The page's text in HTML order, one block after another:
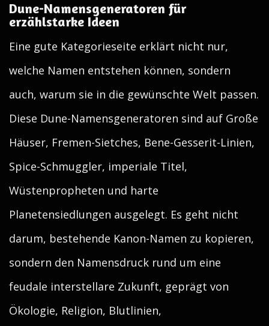
Dune-Namensgeneratoren für
erzählstarke Ideen
Eine gute Kategorieseite erklärt nicht nur,
welche Namen entstehen können, sondern
auch, warum sie in die gewünschte Welt passen.
Diese Dune-Namensgeneratoren sind auf Große
Häuser, Fremen-Sietches, Bene-Gesserit-Linien,
Spice-Schmuggler, imperiale Titel,
Wüstenpropheten und harte
Planetensiedlungen ausgelegt. Es geht nicht
darum, bestehende Kanon-Namen zu kopieren,
sondern den Namensdruck rund um eine
feudale interstellare Zukunft, geprägt von
Ökologie, Religion, Blutlinien,